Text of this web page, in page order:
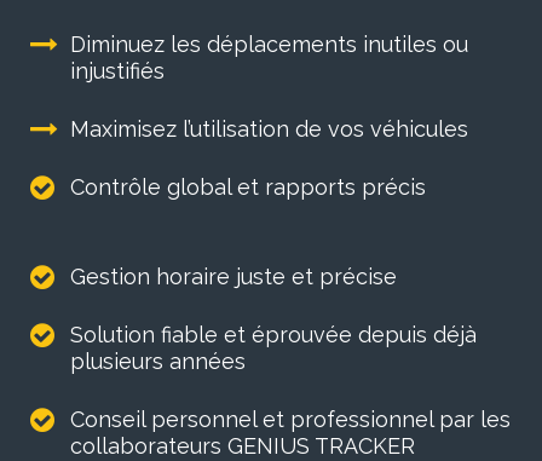
Diminuez les déplacements inutiles ou
injustifiés
Maximisez l’utilisation de vos véhicules
Contrôle global et rapports précis
Gestion horaire juste et précise
Solution fiable et éprouvée depuis déjà
plusieurs années
Conseil personnel et professionnel par les
collaborateurs GENIUS TRACKER